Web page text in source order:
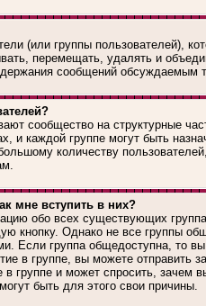
(или группы пользователей),
перемещать, удалять и
сообщений
сообщество на структурные
и каждой группе могут быть
количеству
мне вступить в них?
обо всех существующих
кнопку. Однако не все группы
Если группа общедоступна, то
в группе, вы можете
в группе и может спросить, зачем
быть для этого свои причины.